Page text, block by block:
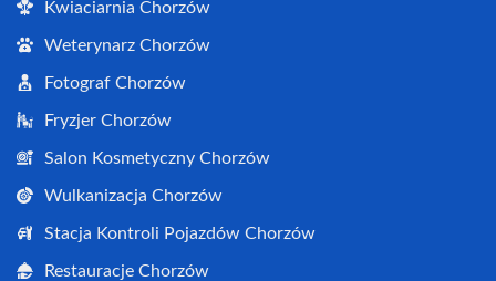
Kwiaciarnia Chorzów
Weterynarz Chorzów
Fotograf Chorzów
Fryzjer Chorzów
Salon Kosmetyczny Chorzów
Wulkanizacja Chorzów
Stacja Kontroli Pojazdów Chorzów
Restauracje Chorzów